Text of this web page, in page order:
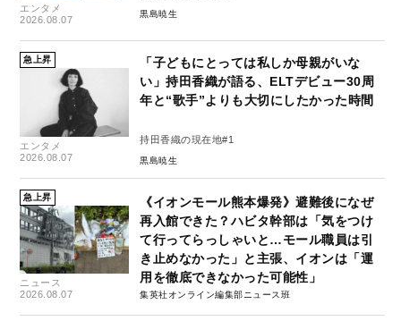
エンタメ
2026.08.07
黒島暁生
急上昇
エンタメ
2026.08.07
「子どもにとっては私しか母親がいな
い」持田香織が語る、ELTデビュー30周
年と“歌手”よりも大切にしたかった時間
持田香織の現在地#1
黒島暁生
急上昇
ニュース
2026.08.07
《イオンモール熊本爆発》避難後になぜ
再入館できた？ハビタ幹部は「気をつけ
て行ってらっしゃいと…モール職員は引
き止めなかった」と主張、イオンは「運
用を徹底できなかった可能性」
集英社オンライン編集部ニュース班